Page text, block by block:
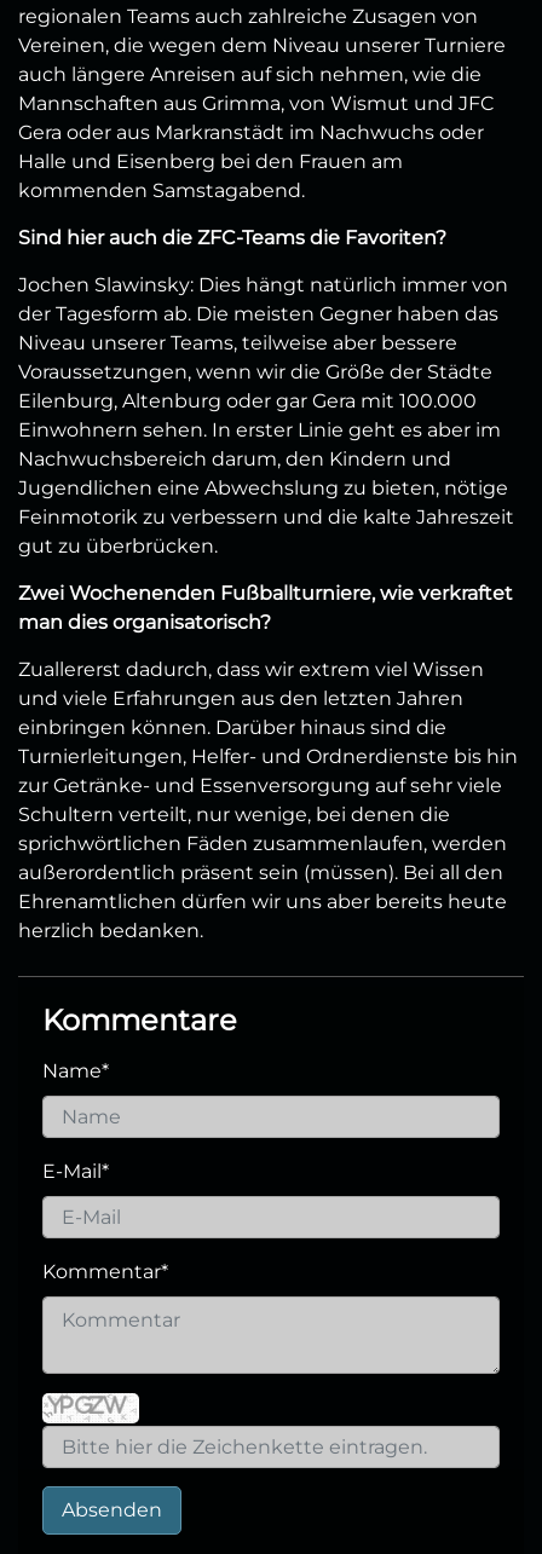
regionalen Teams auch zahlreiche Zusagen von
Vereinen, die wegen dem Niveau unserer Turniere
auch längere Anreisen auf sich nehmen, wie die
Mannschaften aus Grimma, von Wismut und JFC
Gera oder aus Markranstädt im Nachwuchs oder
Halle und Eisenberg bei den Frauen am
kommenden Samstagabend.
Sind hier auch die ZFC-Teams die Favoriten?
Jochen Slawinsky: Dies hängt natürlich immer von
der Tagesform ab. Die meisten Gegner haben das
Niveau unserer Teams, teilweise aber bessere
Voraussetzungen, wenn wir die Größe der Städte
Eilenburg, Altenburg oder gar Gera mit 100.000
Einwohnern sehen. In erster Linie geht es aber im
Nachwuchsbereich darum, den Kindern und
Jugendlichen eine Abwechslung zu bieten, nötige
Feinmotorik zu verbessern und die kalte Jahreszeit
gut zu überbrücken.
Zwei Wochenenden Fußballturniere, wie verkraftet
man dies organisatorisch?
Zuallererst dadurch, dass wir extrem viel Wissen
und viele Erfahrungen aus den letzten Jahren
einbringen können. Darüber hinaus sind die
Turnierleitungen, Helfer- und Ordnerdienste bis hin
zur Getränke- und Essenversorgung auf sehr viele
Schultern verteilt, nur wenige, bei denen die
sprichwörtlichen Fäden zusammenlaufen, werden
außerordentlich präsent sein (müssen). Bei all den
Ehrenamtlichen dürfen wir uns aber bereits heute
herzlich bedanken.
Kommentare
Name*
E-Mail*
Kommentar*
Absenden